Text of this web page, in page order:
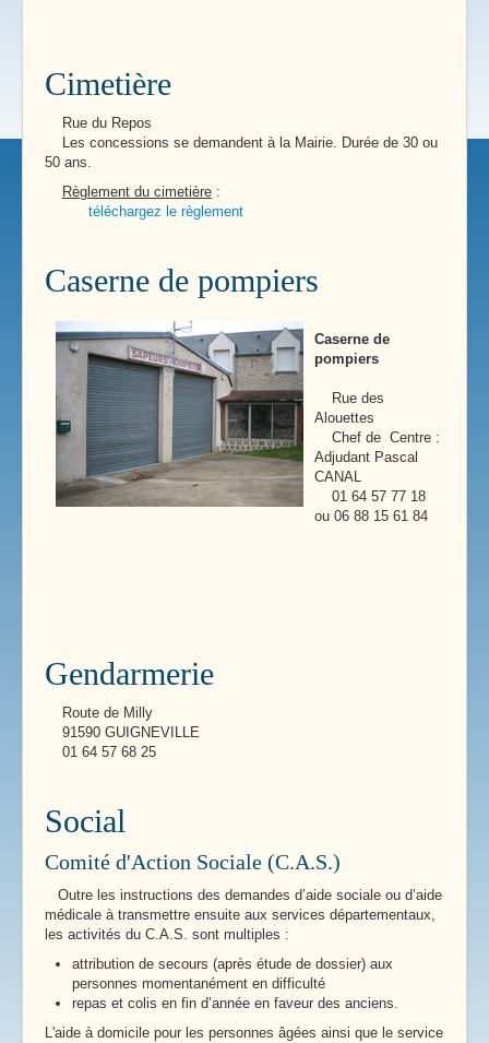
Cimetière
Rue du Repos
Les concessions se demandent à la Mairie. Durée de 30 ou
50 ans.
Règlement du cimetière :
téléchargez le règlement
Caserne de pompiers
Caserne de
pompiers
Rue des
Alouettes
Chef de Centre :
Adjudant Pascal
CANAL
01 64 57 77 18
ou 06 88 15 61 84
Gendarmerie
Route de Milly
91590 GUIGNEVILLE
01 64 57 68 25
Social
Comité d'Action Sociale (C.A.S.)
Outre les instructions des demandes d’aide sociale ou d’aide
médicale à transmettre ensuite aux services départementaux,
les activités du C.A.S. sont multiples :
attribution de secours (après étude de dossier) aux
personnes momentanément en difficulté
repas et colis en fin d’année en faveur des anciens.
L'aide à domicile pour les personnes âgées ainsi que le service